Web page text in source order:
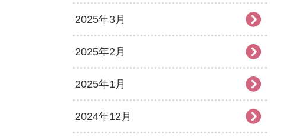
2025年3月
2025年2月
2025年1月
2024年12月